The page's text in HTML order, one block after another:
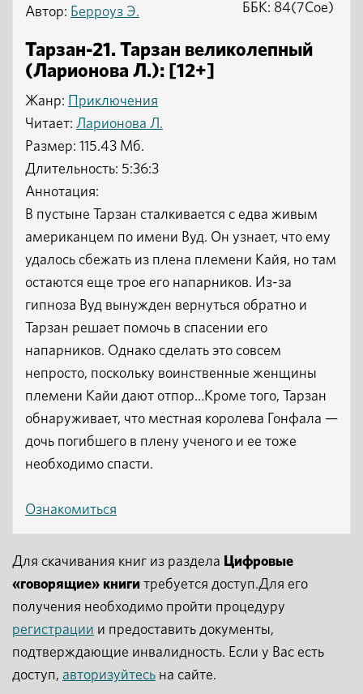
Автор: Берроуз Э.
Тарзан-21. Тарзан великолепный
(Ларионова Л.): [12+]
Жанр: Приключения
Читает: Ларионова Л.
ББК: 84(7Сое)
Размер: 115.43 Мб.
Длительность: 5:36:3
Аннотация:
В пустыне Тарзан сталкивается с едва живым
американцем по имени Вуд. Он узнает, что ему
удалось сбежать из плена племени Кайя, но там
остаются еще трое его напарников. Из-за
гипноза Вуд вынужден вернуться обратно и
Тарзан решает помочь в спасении его
напарников. Однако сделать это совсем
непросто, поскольку воинственные женщины
племени Кайи дают отпор…Кроме того, Тарзан
обнаруживает, что местная королева Гонфала —
дочь погибшего в плену ученого и ее тоже
необходимо спасти.
Ознакомиться
Для скачивания книг из раздела Цифровые
«говорящие» книги требуется доступ.Для его
получения необходимо пройти процедуру
регистрации и предоставить документы,
подтверждающие инвалидность. Если у Вас есть
доступ, авторизуйтесь на сайте.